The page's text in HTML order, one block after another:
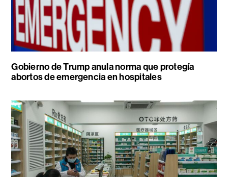
Gobierno de Trump anula norma que protegía
abortos de emergencia en hospitales